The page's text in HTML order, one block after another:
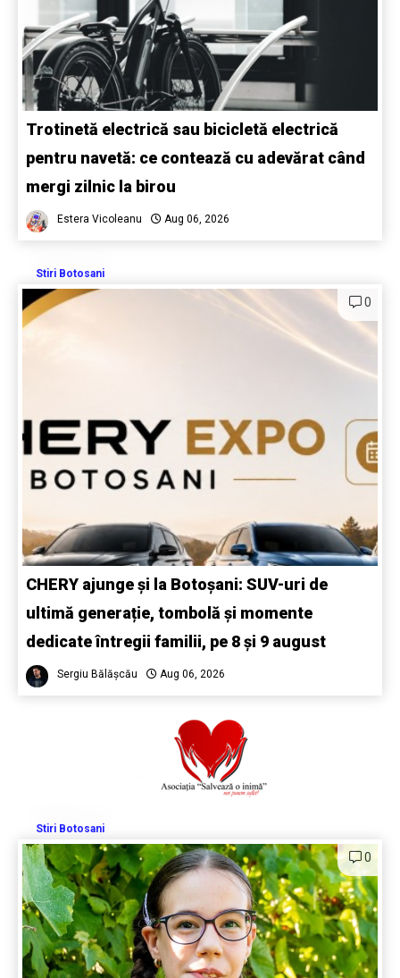
Trotinetă electrică sau bicicletă electrică
pentru navetă: ce contează cu adevărat când
mergi zilnic la birou
Estera Vicoleanu Aug 06, 2026
Stiri Botosani
0
CHERY ajunge și la Botoșani: SUV-uri de
ultimă generație, tombolă și momente
dedicate întregii familii, pe 8 și 9 august
Sergiu Bălășcău Aug 06, 2026
Stiri Botosani
0